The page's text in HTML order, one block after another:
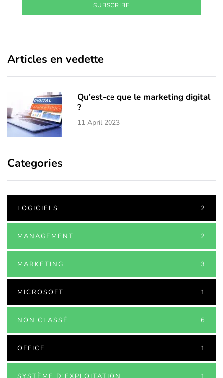
SUBSCRIBE
Articles en vedette
Qu'est-ce que le marketing digital
?
11 April 2023
Categories
LOGICIELS 2
MANAGEMENT 2
MARKETING 3
MICROSOFT 1
NON CLASSÉ 6
OFFICE 1
SYSTÈME D'EXPLOITATION 1